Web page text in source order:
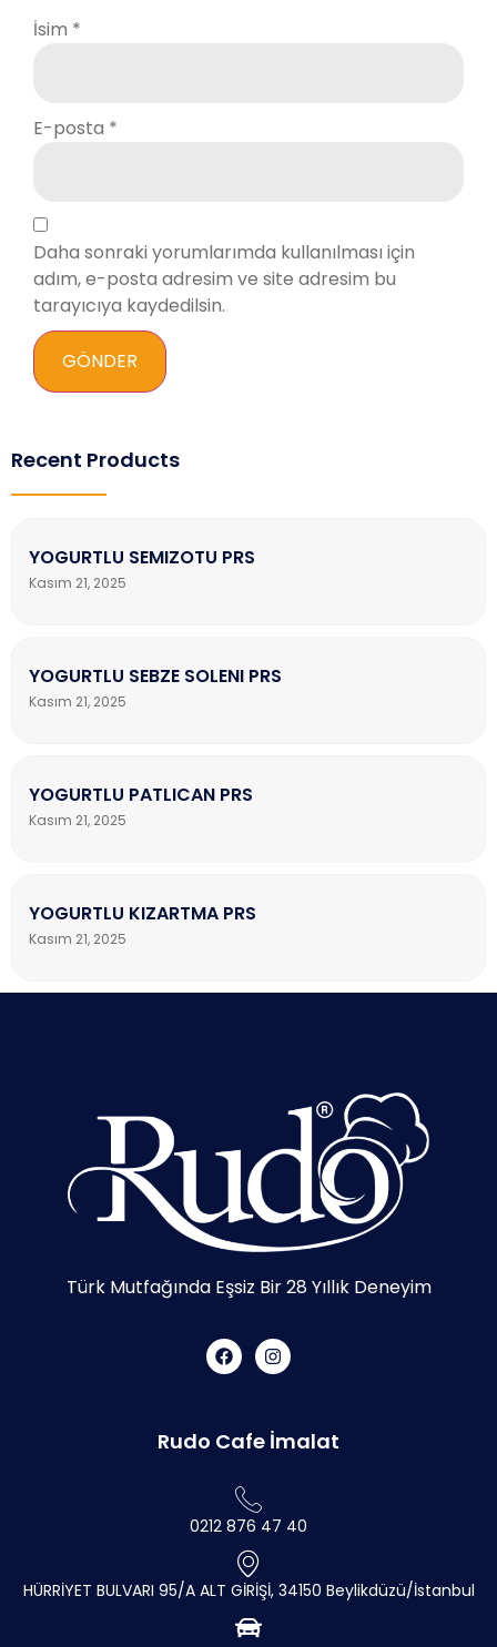
İsim *
E-posta *
Daha sonraki yorumlarımda kullanılması için
adım, e-posta adresim ve site adresim bu
tarayıcıya kaydedilsin.
Recent Products
YOGURTLU SEMIZOTU PRS
Kasım 21, 2025
YOGURTLU SEBZE SOLENI PRS
Kasım 21, 2025
YOGURTLU PATLICAN PRS
Kasım 21, 2025
YOGURTLU KIZARTMA PRS
Kasım 21, 2025
Türk Mutfağında Eşsiz Bir 28 Yıllık Deneyim
Rudo Cafe İmalat
0212 876 47 40
HÜRRİYET BULVARI 95/A ALT GİRİŞİ, 34150 Beylikdüzü/İstanbul